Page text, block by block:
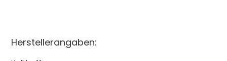
Herstellerangaben: